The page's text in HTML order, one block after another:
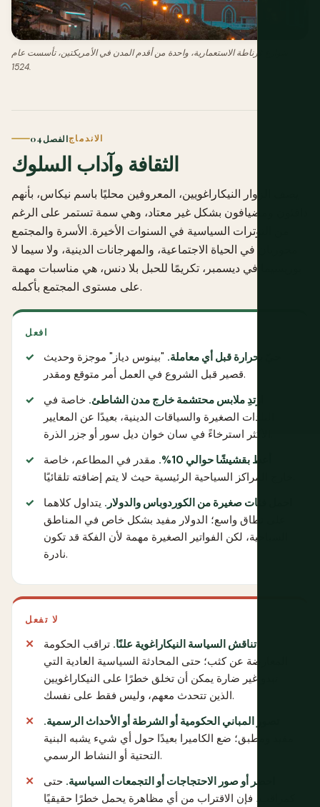
شوارع غرناطة الاستعمارية، واحدة من أقدم المدن في الأمريكتين، تأسست عام
1524.
الفصل 04الاندماج
الثقافة وآداب السلوك
يصف الزوار النيكاراغويين، المعروفين محليًا باسم نيكاس، بأنهم
دافئون ومضيافون بشكل غير معتاد، وهي سمة تستمر على الرغم
من التوترات السياسية في السنوات الأخيرة. الأسرة والمجتمع
محوريان في الحياة الاجتماعية، والمهرجانات الدينية، ولا سيما لا
بوريسيما في ديسمبر، تكريمًا للحبل بلا دنس، هي مناسبات مهمة
على مستوى المجتمع بأكمله.
افعل
حيّ بحرارة قبل أي معاملة. "بينوس دياز" موجزة وحديث
قصير قبل الشروع في العمل أمر متوقع ومقدر.
ارتدِ ملابس محتشمة خارج مدن الشاطئ. خاصة في
البلدات الصغيرة والسياقات الدينية، بعيدًا عن المعايير
أعط بقشيشًا حوالي 10%.
مقدر في المطاعم، خاصة
احمل فئات صغيرة من الكوردوباس والدولار. يتداول كلاهما
على نطاق واسع؛ الدولار مفيد بشكل خاص في المناطق
السياحية، لكن الفواتير الصغيرة مهمة لأن الفكة قد تكون
نادرة.
لا تفعل
تناقش السياسة النيكاراغوية علنًا. تراقب الحكومة
المعارضة عن كثب؛ حتى المحادثة السياسية العادية التي
تبدو غير ضارة يمكن أن تخلق خطرًا على النيكاراغويين
الذين تتحدث معهم، وليس فقط على نفسك.
تصور المباني الحكومية أو الشرطة أو الأحداث الرسمية.
مقيد ومطبق؛ ضع الكاميرا بعيدًا حول أي شيء يشبه البنية
التحتية أو النشاط الرسمي.
احضر أو صور الاحتجاجات أو التجمعات السياسية. حتى
كمراقب، فإن الاقتراب من أي مظاهرة يحمل خطرًا حقيقيًا